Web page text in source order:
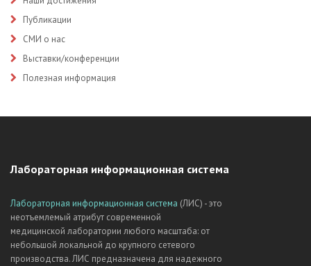
Публикации
СМИ о нас
Выставки/конференции
Полезная информация
Лабораторная информационная система
Лабораторная информационная система (ЛИС) - это
неотъемлемый атрибут современной
медицинской лаборатории любого масштаба: от
небольшой локальной до крупного сетевого
производства. ЛИС предназначена для надежного